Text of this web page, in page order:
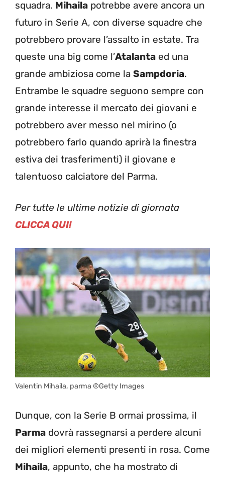
squadra. Mihaila potrebbe avere ancora un
futuro in Serie A, con diverse squadre che
potrebbero provare l’assalto in estate. Tra
queste una big come l’Atalanta ed una
grande ambiziosa come la Sampdoria.
Entrambe le squadre seguono sempre con
grande interesse il mercato dei giovani e
potrebbero aver messo nel mirino (o
potrebbero farlo quando aprirà la finestra
estiva dei trasferimenti) il giovane e
talentuoso calciatore del Parma.
Per tutte le ultime notizie di giornata
CLICCA QUI!
Valentin Mihaila, parma ©Getty Images
Dunque, con la Serie B ormai prossima, il
Parma dovrà rassegnarsi a perdere alcuni
dei migliori elementi presenti in rosa. Come
Mihaila, appunto, che ha mostrato di